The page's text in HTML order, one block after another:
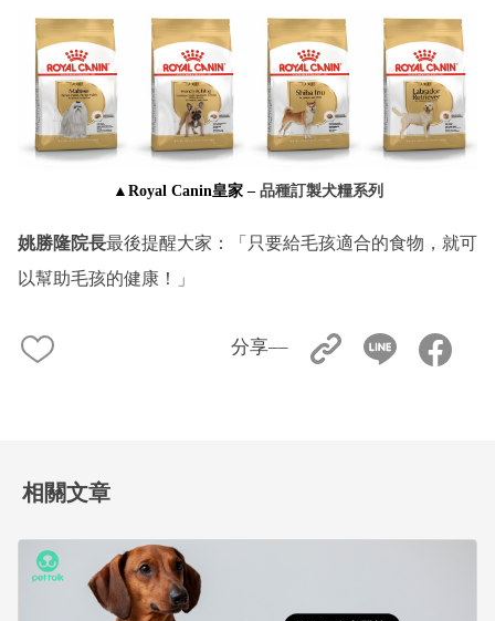
▲Royal Canin皇家 – 品種訂製犬糧系列
姚勝隆院長最後提醒大家：「只要給毛孩適合的食物，就可
以幫助毛孩的健康！」
分享––
相關文章